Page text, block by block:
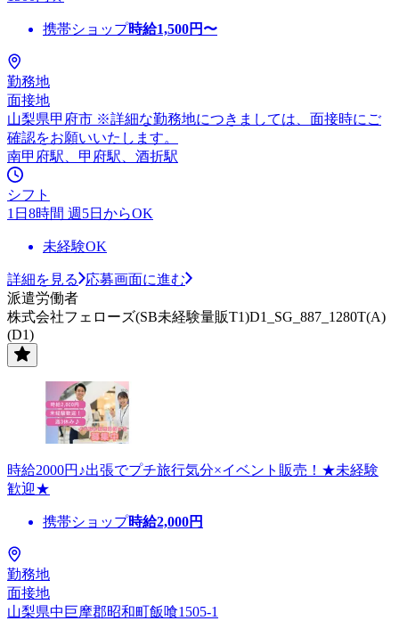
携帯ショップ時給1,500円〜
勤務地
面接地
山梨県甲府市 ※詳細な勤務地につきましては、面接時にご
確認をお願いいたします。
南甲府駅、甲府駅、酒折駅
シフト
1日8時間 週5日からOK
未経験OK
詳細を見る
応募画面に進む
派遣労働者
株式会社フェローズ(SB未経験量販T1)D1_SG_887_1280T(A)
(D1)
時給2000円♪出張でプチ旅行気分×イベント販売！★未経験
歓迎★
携帯ショップ時給2,000円
勤務地
面接地
山梨県中巨摩郡昭和町飯喰1505-1